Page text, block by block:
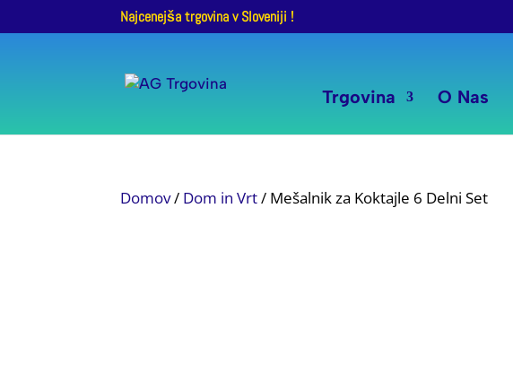
Najcenejša trgovina v Sloveniji !
Trgovina O Nas
Domov/ Dom in Vrt/ Mešalnik za Koktajle 6 Delni Set